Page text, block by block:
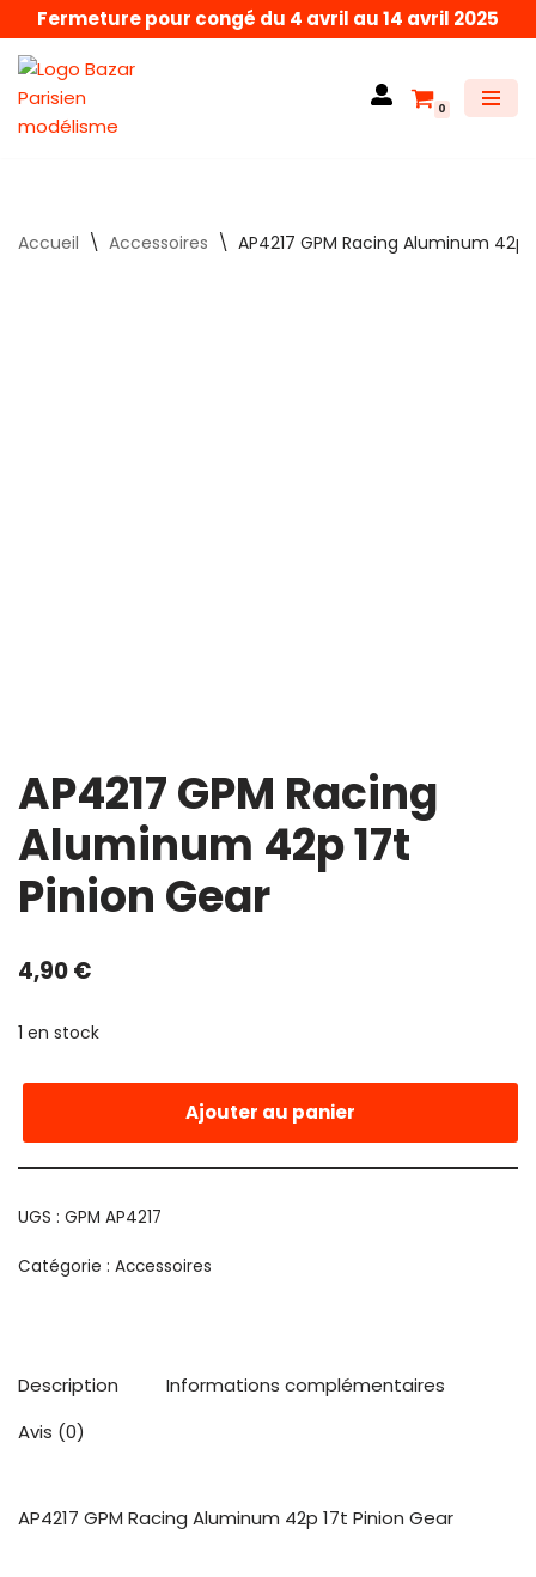
Aller
au
contenu
Fermeture pour congé du 4 avril au 14 avril 2025
0
Accueil \ Accessoires \ AP4217 GPM Racing Aluminum 42p
AP4217 GPM Racing
Aluminum 42p 17t
Pinion Gear
4,90€
1 en stock
Ajouter au panier
UGS : GPM AP4217
Catégorie : Accessoires
Description
Informations complémentaires
Avis (0)
AP4217 GPM Racing Aluminum 42p 17t Pinion Gear